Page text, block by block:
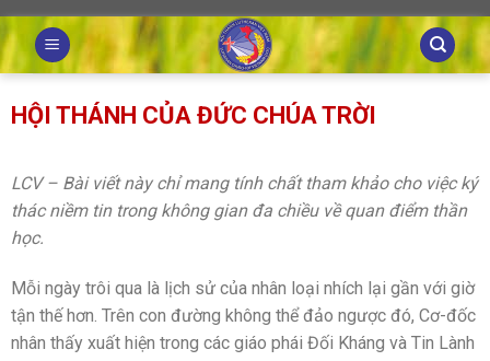
Skip
to
content
HỘI THÁNH CỦA ĐỨC CHÚA TRỜI
LCV – Bài viết này chỉ mang tính chất tham khảo cho việc ký
thác niềm tin trong không gian đa chiều về quan điểm thần
học.
Mỗi ngày trôi qua là lịch sử của nhân loại nhích lại gần với giờ
tận thế hơn. Trên con đường không thể đảo ngược đó, Cơ-đốc
nhân thấy xuất hiện trong các giáo phái Đối Kháng và Tin Lành